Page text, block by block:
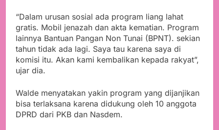
“Dalam urusan sosial ada program liang lahat
gratis. Mobil jenazah dan akta kematian. Program
lainnya Bantuan Pangan Non Tunai (BPNT). sekian
tahun tidak ada lagi. Saya tau karena saya di
komisi itu. Akan kami kembalikan kepada rakyat”,
ujar dia.
Walde menyatakan yakin program yang dijanjikan
bisa terlaksana karena didukung oleh 10 anggota
DPRD dari PKB dan Nasdem.